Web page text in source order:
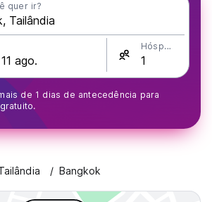
quer ir?
Hóspedes
de 1 dias de antecedência para
Bangkok